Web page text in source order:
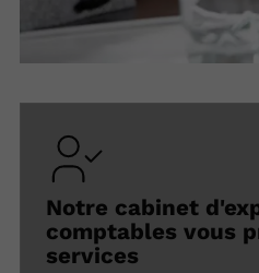
Notre cabinet
comptables vous
services